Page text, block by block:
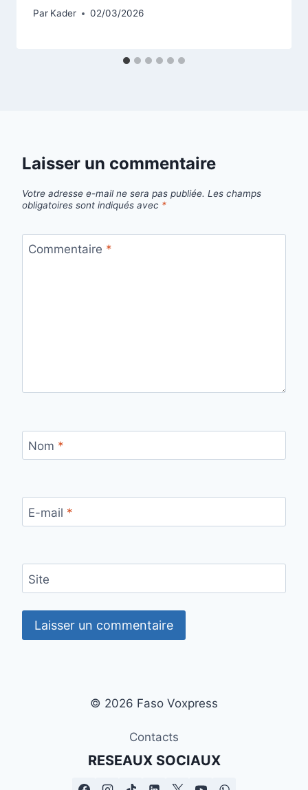
Par Kader 02/03/2026
Laisser un commentaire
Votre adresse e-mail ne sera pas publiée. Les champs
obligatoires sont indiqués avec *
Commentaire *
Nom *
E-mail *
Site
© 2026 Faso Voxpress
Contacts
RESEAUX SOCIAUX